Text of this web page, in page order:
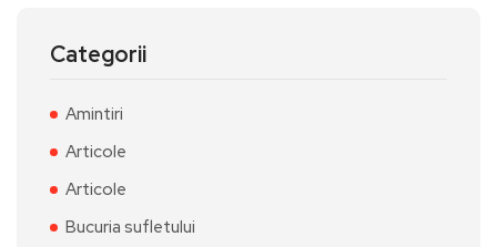
Categorii
Amintiri
Articole
Articole
Bucuria sufletului